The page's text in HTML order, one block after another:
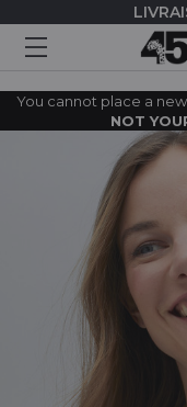
You cannot place a
NOT